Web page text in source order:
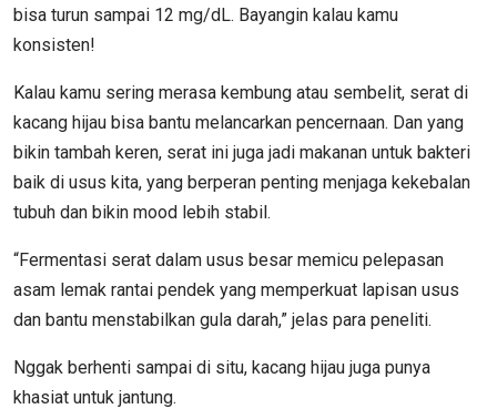
bisa turun sampai 12 mg/dL. Bayangin kalau kamu
konsisten!
Kalau kamu sering merasa kembung atau sembelit, serat di
kacang hijau bisa bantu melancarkan pencernaan. Dan yang
bikin tambah keren, serat ini juga jadi makanan untuk bakteri
baik di usus kita, yang berperan penting menjaga kekebalan
tubuh dan bikin mood lebih stabil.
“Fermentasi serat dalam usus besar memicu pelepasan
asam lemak rantai pendek yang memperkuat lapisan usus
dan bantu menstabilkan gula darah,” jelas para peneliti.
Nggak berhenti sampai di situ, kacang hijau juga punya
khasiat untuk jantung.